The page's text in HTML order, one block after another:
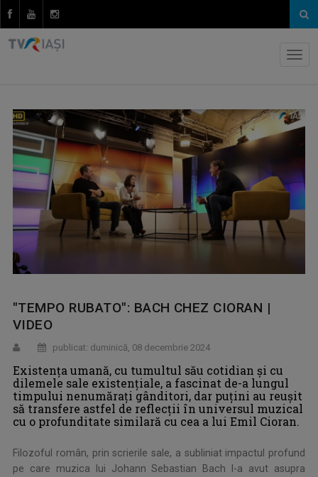
"TEMPO RUBATO": BACH CHEZ CIORAN |
VIDEO
publicat: duminică, 08 decembrie 2024
Existența umană, cu tumultul său cotidian și cu
dilemele sale existențiale, a fascinat de-a lungul
timpului nenumărați gânditori, dar puțini au reușit
să transfere astfel de reflecții în universul muzical
cu o profunditate similară cu cea a lui Emil Cioran.
Filozoful român, prin scrierile sale, a subliniat impactul profund
pe care muzica lui Johann Sebastian Bach l-a avut asupra